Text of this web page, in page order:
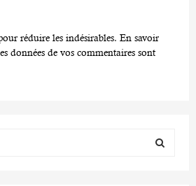
réduire les indésirables. En savoir
données de vos commentaires sont